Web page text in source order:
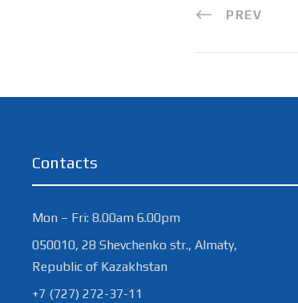
PREV
Contacts
Mon – Fri: 8.00am 6.00pm
050010, 28 Shevchenko str., Almaty,
Republic of Kazakhstan
+7 (727) 272-37-11